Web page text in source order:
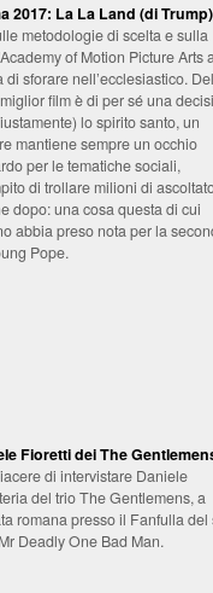
2017: La La Land (di Trump)
metodologie di scelta e sulla
of Motion Picture Arts
sforare nell’ecclesiastico. Del
film è di per sé una
lo spirito santo, un
mantiene sempre un occhio
per le tematiche sociali,
di trollare milioni di
dopo: una cosa questa di cui
abbia preso nota per la
Pope.
Fioretti dei The
di intervistare Daniele
del trio The Gentlemens, a
romana presso il Fanfulla del
Deadly One Bad Man.